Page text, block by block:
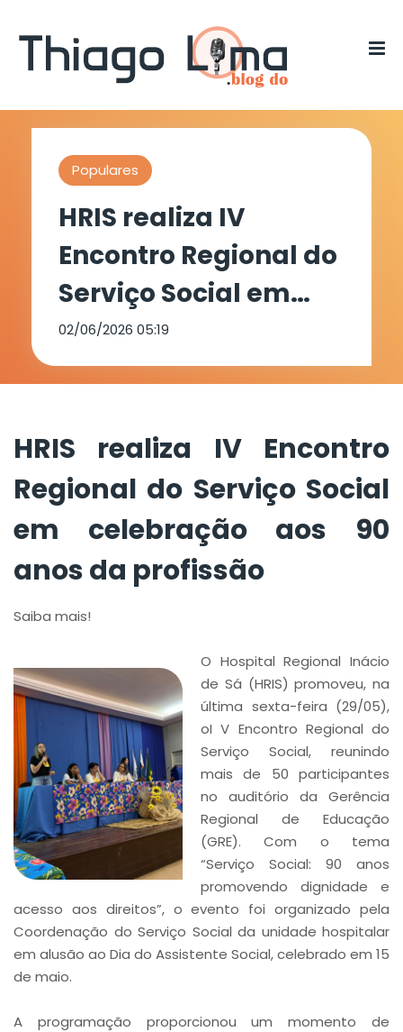
Populares
HRIS realiza IV
Encontro Regional do
Serviço Social em
celebração aos 90
anos da profissão
02/06/2026 05:19
HRIS realiza IV Encontro
Regional do Serviço Social
em celebração aos 90
anos da profissão
Saiba mais!
O Hospital Regional Inácio
de Sá (HRIS) promoveu, na
última sexta-feira (29/05),
oI V Encontro Regional do
Serviço Social, reunindo
mais de 50 participantes
no auditório da Gerência
Regional de Educação
(GRE). Com o tema
“Serviço Social: 90 anos
promovendo dignidade e
acesso aos direitos”, o evento foi organizado pela
Coordenação do Serviço Social da unidade hospitalar
em alusão ao Dia do Assistente Social, celebrado em 15
de maio.
A programação proporcionou um momento de